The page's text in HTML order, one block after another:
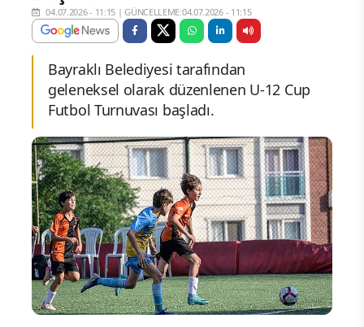
04.07.2026 - 11:15 |GÜNCELLEME:04.07.2026 - 11:15
Bayraklı Belediyesi tarafından
geleneksel olarak düzenlenen U-12 Cup
Futbol Turnuvası başladı.